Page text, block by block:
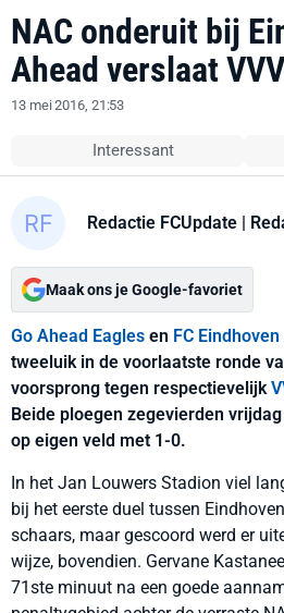
NAC onderuit bij
Ahead verslaat VVV
13 mei 2016, 21:53
Interessant
Redactie FCUpdate |
Maak ons je Google-favoriet
Go Ahead Eagles en FC Eindhoven
tweeluik in de voorlaatste ronde
voorsprong tegen respectievelijk
Beide ploegen zegevierden
op eigen veld met 1-0.
In het Jan Louwers Stadion viel
bij het eerste duel tussen
schaars, maar gescoord werd er
wijze, bovendien. Gervane
71ste minuut na een goede